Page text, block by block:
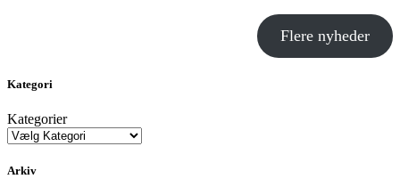
Flere nyheder
Kategori
Kategorier
Arkiv